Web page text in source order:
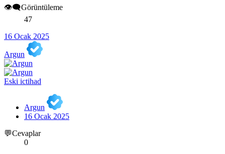
👁️‍🗨️Görüntüleme
47
16 Ocak 2025
Argun
Eski ictihad
Argun
16 Ocak 2025
💬Cevaplar
0